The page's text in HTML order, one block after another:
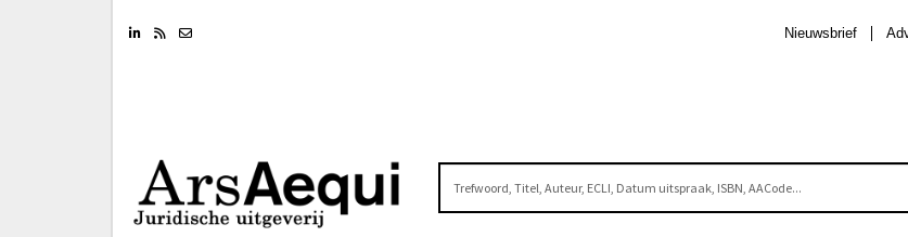
LinkedinRSS feed Nieuwsbrief